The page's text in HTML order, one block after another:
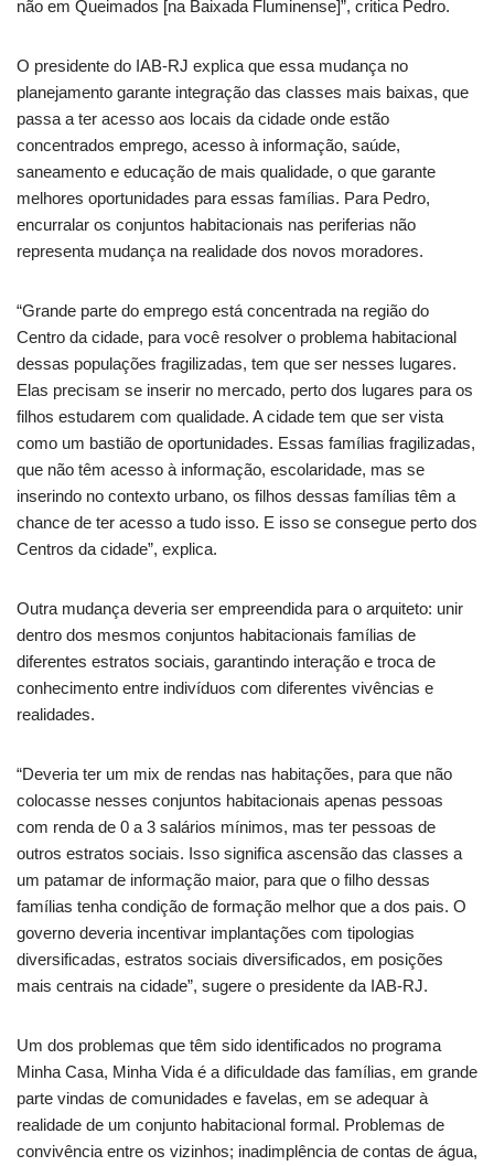
não em Queimados [na Baixada Fluminense]”, critica Pedro.
O presidente do IAB-RJ explica que essa mudança no
planejamento garante integração das classes mais baixas, que
passa a ter acesso aos locais da cidade onde estão
concentrados emprego, acesso à informação, saúde,
saneamento e educação de mais qualidade, o que garante
melhores oportunidades para essas famílias. Para Pedro,
encurralar os conjuntos habitacionais nas periferias não
representa mudança na realidade dos novos moradores.
“Grande parte do emprego está concentrada na região do
Centro da cidade, para você resolver o problema habitacional
dessas populações fragilizadas, tem que ser nesses lugares.
Elas precisam se inserir no mercado, perto dos lugares para os
filhos estudarem com qualidade. A cidade tem que ser vista
como um bastião de oportunidades. Essas famílias fragilizadas,
que não têm acesso à informação, escolaridade, mas se
inserindo no contexto urbano, os filhos dessas famílias têm a
chance de ter acesso a tudo isso. E isso se consegue perto dos
Centros da cidade”, explica.
Outra mudança deveria ser empreendida para o arquiteto: unir
dentro dos mesmos conjuntos habitacionais famílias de
diferentes estratos sociais, garantindo interação e troca de
conhecimento entre indivíduos com diferentes vivências e
realidades.
“Deveria ter um mix de rendas nas habitações, para que não
colocasse nesses conjuntos habitacionais apenas pessoas
com renda de 0 a 3 salários mínimos, mas ter pessoas de
outros estratos sociais. Isso significa ascensão das classes a
um patamar de informação maior, para que o filho dessas
famílias tenha condição de formação melhor que a dos pais. O
governo deveria incentivar implantações com tipologias
diversificadas, estratos sociais diversificados, em posições
mais centrais na cidade”, sugere o presidente da IAB-RJ.
Um dos problemas que têm sido identificados no programa
Minha Casa, Minha Vida é a dificuldade das famílias, em grande
parte vindas de comunidades e favelas, em se adequar à
realidade de um conjunto habitacional formal. Problemas de
convivência entre os vizinhos; inadimplência de contas de água,